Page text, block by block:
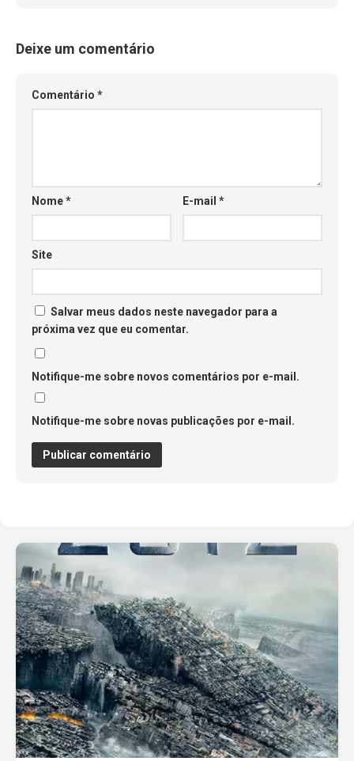
Deixe um comentário
Comentário *
Nome* E-mail*
Site
Salvar meus dados neste navegador para a
próxima vez que eu comentar.
Notifique-me sobre novos comentários por e-mail.
Notifique-me sobre novas publicações por e-mail.